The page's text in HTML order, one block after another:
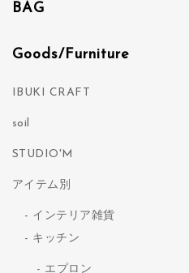
BAG
Goods/Furniture
IBUKI CRAFT
soil
STUDIO'M
アイテム別
インテリア雑貨
キッチン
エプロン